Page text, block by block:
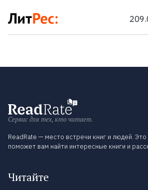
Сервис для тех, кто читает.
ReadRate — место встречи книг и людей.
поможет вам найти интересные книги и
Читайте